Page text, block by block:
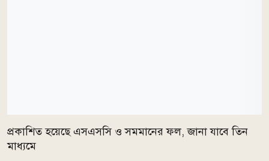
প্রকাশিত হয়েছে এসএসসি ও সমমানের ফল, জানা যাবে তিন
মাধ্যমে